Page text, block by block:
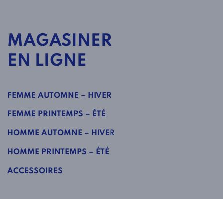
MAGASINER
EN LIGNE
FEMME AUTOMNE – HIVER
FEMME PRINTEMPS – ÉTÉ
HOMME AUTOMNE – HIVER
HOMME PRINTEMPS – ÉTÉ
ACCESSOIRES